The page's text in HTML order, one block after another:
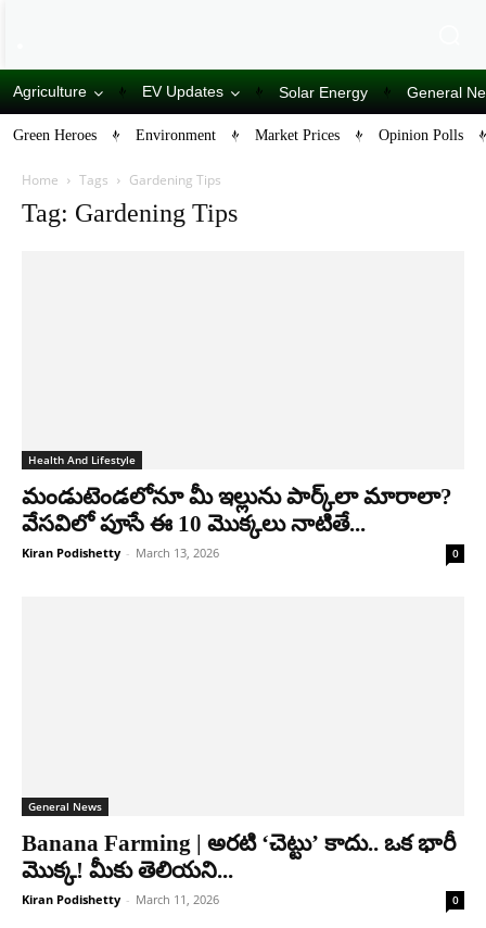
Agriculture EV Updates Solar Energy General
Green Heroes Environment Market Prices Opinion Polls
Home Tags Gardening Tips
Tag: Gardening Tips
Health And Lifestyle
మండుటెండలోనూ మీ ఇల్లును పార్క్​లా మారాలా?
వేసవిలో పూసే ఈ 10 మొక్కలు నాటితే...
Kiran Podishetty - March 13, 2026 0
General News
Banana Farming | అరటి ‘చెట్టు’ కాదు.. ఒక భారీ
మొక్క! మీకు తెలియని...
Kiran Podishetty - March 11, 2026 0